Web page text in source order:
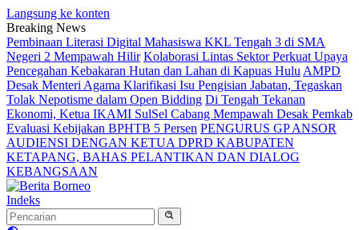
Langsung ke konten
Breaking News
Pembinaan Literasi Digital Mahasiswa KKL Tengah 3 di SMA
Negeri 2 Mempawah Hilir Kolaborasi Lintas Sektor Perkuat Upaya
Pencegahan Kebakaran Hutan dan Lahan di Kapuas Hulu AMPD
Desak Menteri Agama Klarifikasi Isu Pengisian Jabatan, Tegaskan
Tolak Nepotisme dalam Open Bidding Di Tengah Tekanan
Ekonomi, Ketua IKAMI SulSel Cabang Mempawah Desak Pemkab
Evaluasi Kebijakan BPHTB 5 Persen PENGURUS GP ANSOR
AUDIENSI DENGAN KETUA DPRD KABUPATEN
KETAPANG, BAHAS PELANTIKAN DAN DIALOG
KEBANGSAAN
Indeks